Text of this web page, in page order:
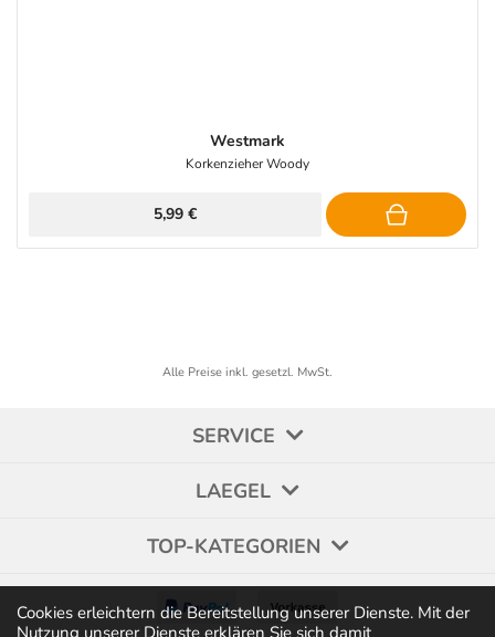
Cookies erleichtern die Bereitstellung unserer Dienste. Mit der
Nutzung unserer Dienste erklären Sie sich damit
Westmark
Korkenzieher Woody
5,99 €
Alle Preise inkl. gesetzl. MwSt.
SERVICE
LAEGEL
TOP-KATEGORIEN